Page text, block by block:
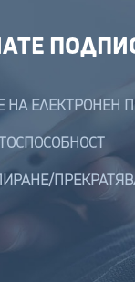
НА ЕЛЕКТРОНЕН